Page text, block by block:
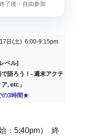
了後・自由参加
日(土) 6:00-9:15pm
ベル]
語ろう！- 週末アクテ
, etc」
の3時間★
：5:40pm） 終